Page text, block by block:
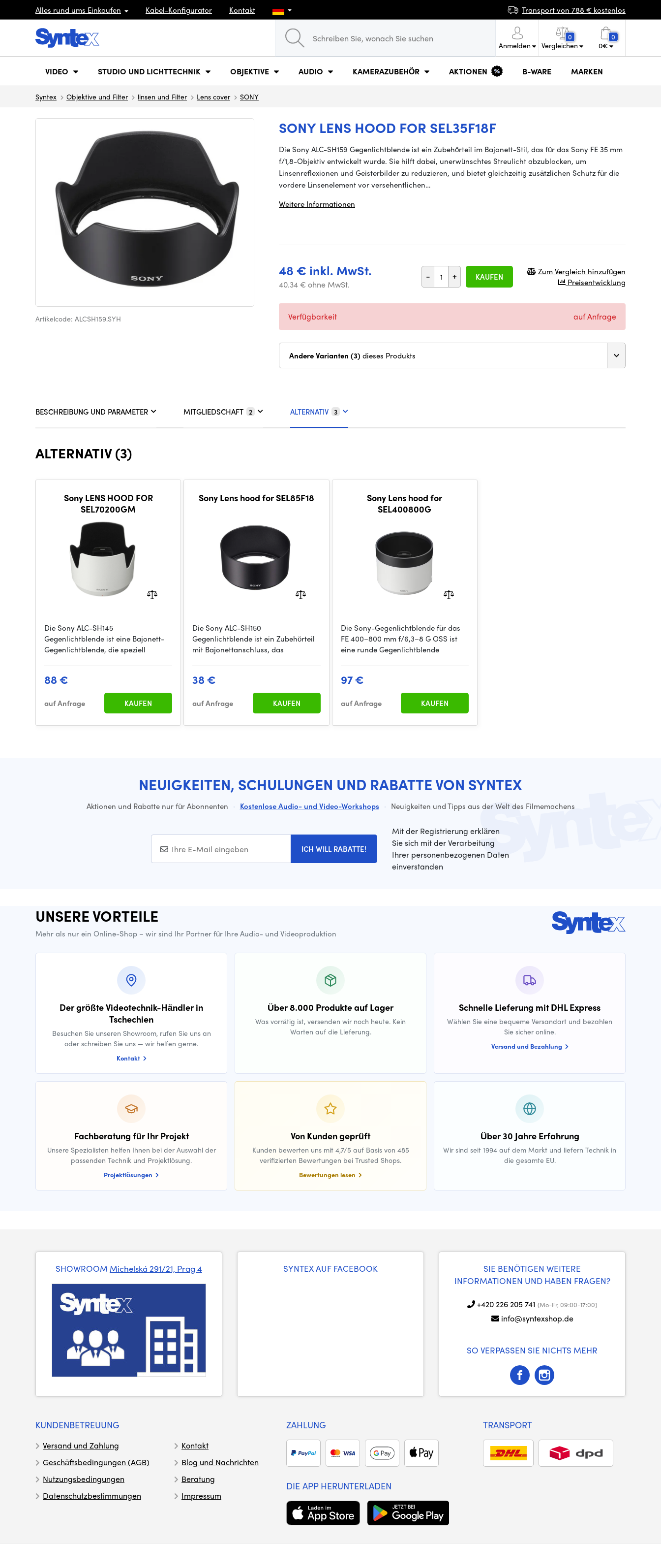
Alles rund ums Einkaufen Kabel-Konfigurator Kontakt Transport von 788 € kostenlos
Anmelden
0
Vergleichen
0
0€
VIDEO STUDIO UND LICHTTECHNIK OBJEKTIVE AUDIO KAMERAZUBEHÖR AKTIONEN B-WARE MARKEN
Syntex Objektive und Filter linsen und Filter Lens cover SONY
SONY LENS HOOD FOR SEL35F18F
Artikelcode: ALCSH159.SYH
Die Sony ALC-SH159 Gegenlichtblende ist ein Zubehörteil im Bajonett-Stil, das für das Sony FE 35 mm
f/1,8-Objektiv entwickelt wurde. Sie hilft dabei, unerwünschtes Streulicht abzublocken, um
Linsenreflexionen und Geisterbilder zu reduzieren, und bietet gleichzeitig zusätzlichen Schutz für die
vordere Linsenelement vor versehentlichen…
Weitere Informationen
48 € inkl. MwSt.
40.34 € ohne MwSt.
- + KAUFEN
Zum Vergleich hinzufügen
Preisentwicklung
Verfügbarkeit auf Anfrage
Andere Varianten (3) dieses Produkts
BESCHREIBUNG UND PARAMETER MITGLIEDSCHAFT 2 ALTERNATIV 3
ALTERNATIV (3)
Sony LENS HOOD FOR
SEL70200GM
Die Sony ALC-SH145
Gegenlichtblende ist eine Bajonett-
Gegenlichtblende, die speziell
88 €
auf Anfrage KAUFEN
Sony Lens hood for SEL85F18
Die Sony ALC-SH150
Gegenlichtblende ist ein Zubehörteil
mit Bajonettanschluss, das
38 €
auf Anfrage KAUFEN
Sony Lens hood for
SEL400800G
Die Sony-Gegenlichtblende für das
FE 400–800 mm f/6,3–8 G OSS ist
eine runde Gegenlichtblende
97 €
auf Anfrage KAUFEN
NEUIGKEITEN, SCHULUNGEN UND RABATTE VON SYNTEX
Aktionen und Rabatte nur für Abonnenten · Kostenlose Audio- und Video-Workshops · Neuigkeiten und Tipps aus der Welt des Filmemachens
ICH WILL RABATTE!
Mit der Registrierung erklären
Sie sich mit der Verarbeitung
Ihrer personenbezogenen Daten
einverstanden
UNSERE VORTEILE
Mehr als nur ein Online-Shop – wir sind Ihr Partner für Ihre Audio- und Videoproduktion
Der größte Videotechnik-Händler in
Tschechien
Besuchen Sie unseren Showroom, rufen Sie uns an
oder schreiben Sie uns — wir helfen gerne.
Kontakt
Über 8.000 Produkte auf Lager
Was vorrätig ist, versenden wir noch heute. Kein
Warten auf die Lieferung.
Schnelle Lieferung mit DHL Express
Wählen Sie eine bequeme Versandart und bezahlen
Sie sicher online.
Versand und Bezahlung
Fachberatung für Ihr Projekt
Unsere Spezialisten helfen Ihnen bei der Auswahl der
passenden Technik und Projektlösung.
Projektlösungen
Von Kunden geprüft
Kunden bewerten uns mit 4,7/5 auf Basis von 485
verifizierten Bewertungen bei Trusted Shops.
Bewertungen lesen
Über 30 Jahre Erfahrung
Wir sind seit 1994 auf dem Markt und liefern Technik in
die gesamte EU.
SHOWROOM Michelská 291/21, Prag 4 SYNTEX AUF FACEBOOK
SIE BENÖTIGEN WEITERE
INFORMATIONEN UND HABEN FRAGEN?
+420 226 205 741 (Mo-Fr, 09:00-17:00)
info@syntexshop.de
SO VERPASSEN SIE NICHTS MEHR
KUNDENBETREUUNG
Versand und Zahlung
Geschäftsbedingungen (AGB)
Nutzungsbedingungen
Datenschutzbestimmungen
Kontakt
Blog und Nachrichten
Beratung
Impressum
ZAHLUNG TRANSPORT
DIE APP HERUNTERLADEN